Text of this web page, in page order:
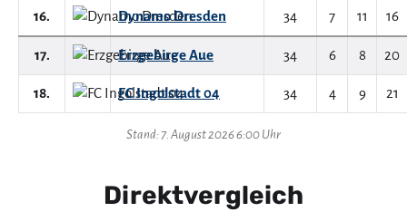
16. Dynamo Dresden 34 7 11 16
17. Erzgebirge Aue 34 6 8 20
18. FC Ingolstadt 04 34 4 9 21
Stand: 7. August 2026 6:00 Uhr
Direktvergleich